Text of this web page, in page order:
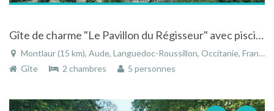
Gîte de charme "Le Pavillon du Régisseur" avec piscine au coeur du Pays Cathare à Montlaur
Montlaur (15 km), Aude, Languedoc-Roussillon, Occitanie, France
Gîte
2 chambres 5 personnes